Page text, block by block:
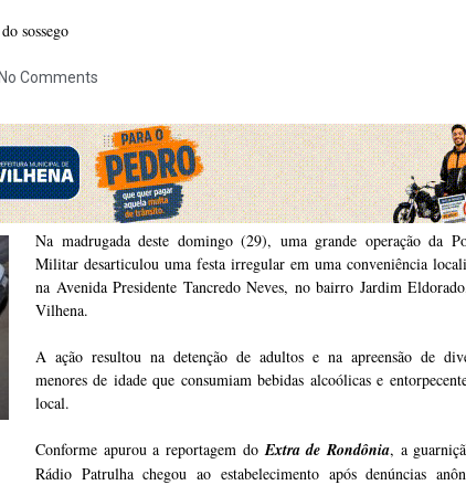
sossego
No Comments
Na madrugada deste domingo (29), uma grande operação da
Militar desarticulou uma festa irregular em uma conveniência
na Avenida Presidente Tancredo Neves, no bairro Jardim
Vilhena.
A ação resultou na detenção de adultos e na apreensão de
menores de idade que consumiam bebidas alcoólicas e
local.
Conforme apurou a reportagem doExtra de Rondônia, a
Rádio Patrulha chegou ao estabelecimento após denúncias